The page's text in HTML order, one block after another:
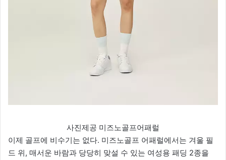
사진제공 미즈노골프어패럴
이제 골프에 비수기는 없다. 미즈노골프 어패럴에서는 겨울 필
드 위, 매서운 바람과 당당히 맞설 수 있는 여성용 패딩 2종을